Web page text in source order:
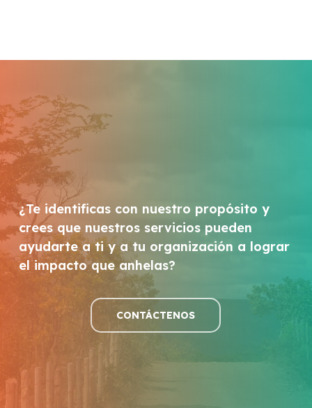
¿Te identificas con nuestro propósito y
crees que nuestros servicios pueden
ayudarte a ti y a tu organización a lograr
el impacto que anhelas?
CONTÁCTENOS